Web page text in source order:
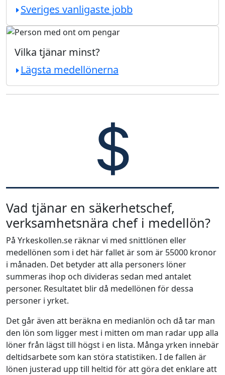
Sveriges vanligaste jobb
Vilka tjänar minst?
Lägsta medellönerna
Vad tjänar en säkerhetschef,
verksamhetsnära chef i medellön?
På Yrkeskollen.se räknar vi med snittlönen eller
medellönen som i det här fallet är som är 55000 kronor
i månaden. Det betyder att alla personers löner
summeras ihop och divideras sedan med antalet
personer. Resultatet blir då medellönen för dessa
personer i yrket.
Det går även att beräkna en medianlön och då tar man
den lön som ligger mest i mitten om man radar upp alla
löner från lägst till högst i en lista. Många yrken innebär
deltidsarbete som kan störa statistiken. I de fallen är
lönen justerad upp till heltid för att göra det enklare att